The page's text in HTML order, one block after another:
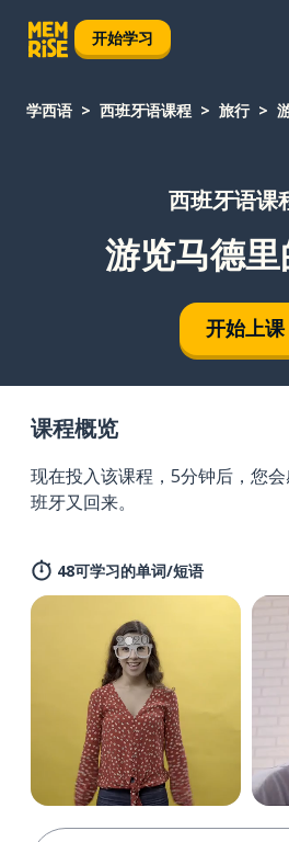
开始学习
学西语 西班牙语课程 旅行
西班牙语课
游览马德
开始上课
课程概览
现在投入该课程，5分钟后，您
班牙又回来。
48可学习的单词/短语